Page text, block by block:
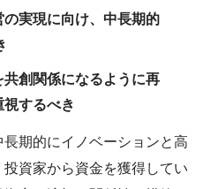
実現に向け、中長期的
創関係になるように再
するべき
期的にイノベーションと高
資家から資金を獲得してい